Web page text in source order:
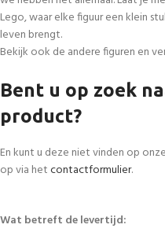
Lego, waar elke figuur een klein
leven brengt.
Bekijk ook de andere figuren en
Bent u op zoek
product?
En kunt u deze niet vinden op
op via hetcontactformulier.
Wat betreft de levertijd: